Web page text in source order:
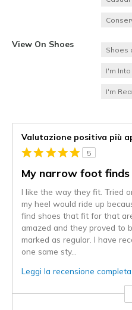
View On Shoes
Shoes
I'm
I'm
Valutazione positiva più
5
My narrow foot
I like the way they fit. Tried
my heel would ride up
find shoes that fit for that
amazed and they proved to
marked as regular. I have
one same sty...
Leggi la recensione completa